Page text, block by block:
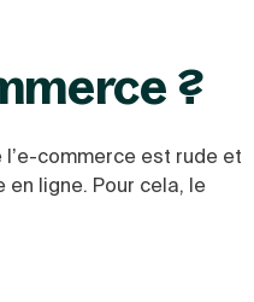
?
commerce est rude et
ligne. Pour cela, le